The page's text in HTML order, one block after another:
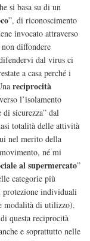
si basa su di un
”, di riconoscimento
invocato attraverso
non diffondere
dal virus ci
a casa perché i
reciprocità
l’isolamento
sicurezza” dal
totalità delle attività
nel merito della
né mi
al supermercato”
categorie più
protezione individuali
modalità di utilizzo).
questa reciprocità
e soprattutto nelle